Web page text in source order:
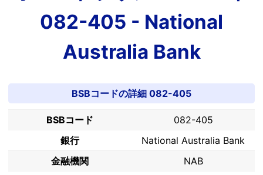
082-405 - National
Australia Bank
BSBコードの詳細 082-405
BSBコード
082-405
銀行
National Australia Bank
金融機関
NAB